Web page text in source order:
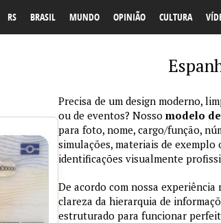
RS BRASIL MUNDO OPINIÃO CULTURA
Precisa de um design moderno,
ou de eventos? Nosso modelo
para foto, nome, cargo/função,
simulações, materiais de
identificações visualmente
De acordo com nossa
clareza da hierarquia de
estruturado para funcionar